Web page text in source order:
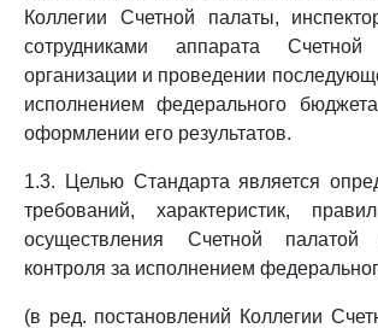
Коллегии Счетной палаты,
сотрудниками аппарата
организации и проведении
исполнением федерального
оформлении его результатов.
1.3. Целью Стандарта является
требований, характеристик,
осуществления Счетной палатой
контроля за исполнением
(в ред. постановлений Коллегии